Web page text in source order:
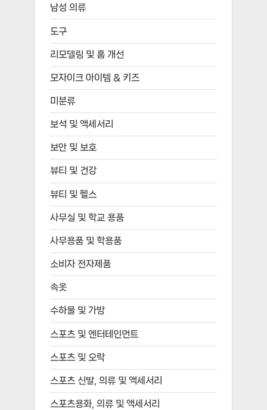
남성 의류
도구
리모델링 및 홈 개선
모자이크 아이템 & 키즈
미분류
보석 및 액세서리
보안 및 보호
뷰티 및 건강
뷰티 및 헬스
사무실 및 학교 용품
사무용품 및 학용품
소비자 전자제품
속옷
수하물 및 가방
스포츠 및 엔터테인먼트
스포츠 및 오락
스포츠 신발, 의류 및 액세서리
스포츠용화, 의류 및 액세서리